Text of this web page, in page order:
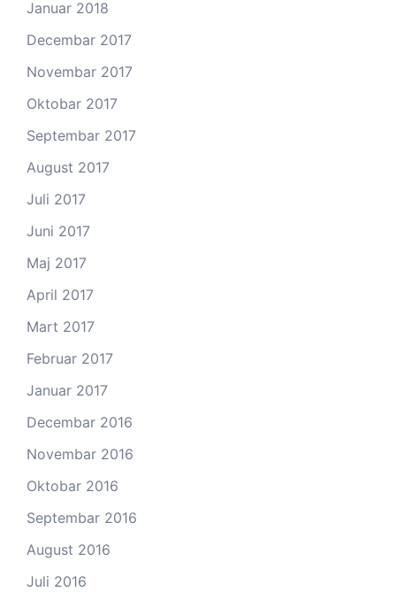
Januar 2018
Decembar 2017
Novembar 2017
Oktobar 2017
Septembar 2017
August 2017
Juli 2017
Juni 2017
Maj 2017
April 2017
Mart 2017
Februar 2017
Januar 2017
Decembar 2016
Novembar 2016
Oktobar 2016
Septembar 2016
August 2016
Juli 2016